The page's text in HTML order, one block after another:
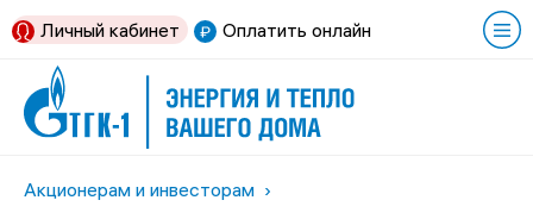
Оплатить онлайн
Личный кабинет
Акционерам и инвесторам